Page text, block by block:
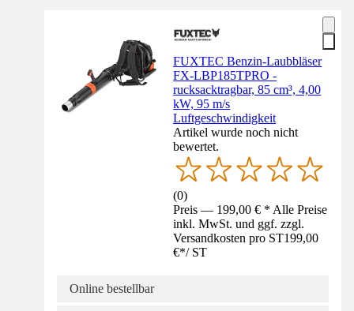
FUXTEC Benzin-Laubbläser
FX-LBP185TPRO -
rucksacktragbar, 85 cm³, 4,00
kW, 95 m/s
Luftgeschwindigkeit
Artikel wurde noch nicht
bewertet.
(0)
Preis — 199,00 € * Alle Preise
inkl. MwSt. und ggf. zzgl.
Versandkosten pro ST199,00
€*/ ST
Online bestellbar